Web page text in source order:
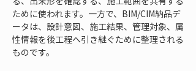
ために使われます。一方で、BIM/CIM納品デ
ータは、設計意図、施工結果、管理対象、属
性情報を後工程へ引き継ぐために整理される
ものです。